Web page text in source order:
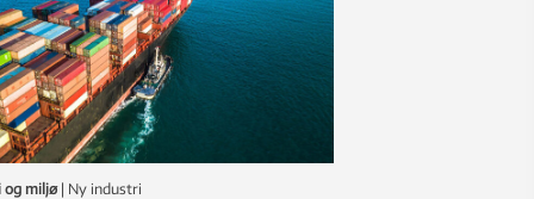
og miljø | ny industri